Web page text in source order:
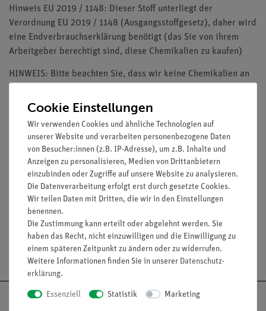
Hinweis EU 2019 / 1148: Dieser Stoff unterliegt der
Verordnung EU 2019 / 1148 (Ausgangsstoffgesetz), daher wird
eine Endverbrauchserklärung benötigt (das Sie von ihrem
Arbeitgeber berechtigt sind, diese Chemikalien zu kaufen)
HINWEIS: Bitte beachten Sie, dass wir keine Chemikalien an
Chemikalien nur an Wiederverkäufer, berufsmässige
Verwender und öffentliche Forschungs-, Untersuchungs- und
Lehranstalten abgeben.
Media / Downloads
Versandkostenfrei ab 300,- €
Cookie Einstellungen
Wir verwenden Cookies und ähnliche Technologien auf
unserer Website und verarbeiten personenbezogene Daten
von Besucher:innen (z.B. IP-Adresse), um z.B. Inhalte und
Anzeigen zu personalisieren, Medien von Drittanbietern
einzubinden oder Zugriffe auf unsere Website zu analysieren.
Die Datenverarbeitung erfolgt erst durch gesetzte Cookies.
Wir teilen Daten mit Dritten, die wir in den Einstellungen
benennen.
Die Zustimmung kann erteilt oder abgelehnt werden. Sie
haben das Recht, nicht einzuwilligen und die Einwilligung zu
einem späteren Zeitpunkt zu ändern oder zu widerrufen.
Weitere Informationen finden Sie in unserer Daten­schutz­
erklärung.
Essenziell Statistik Marketing